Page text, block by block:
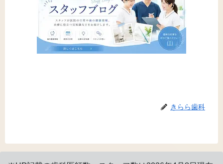
きらら歯科